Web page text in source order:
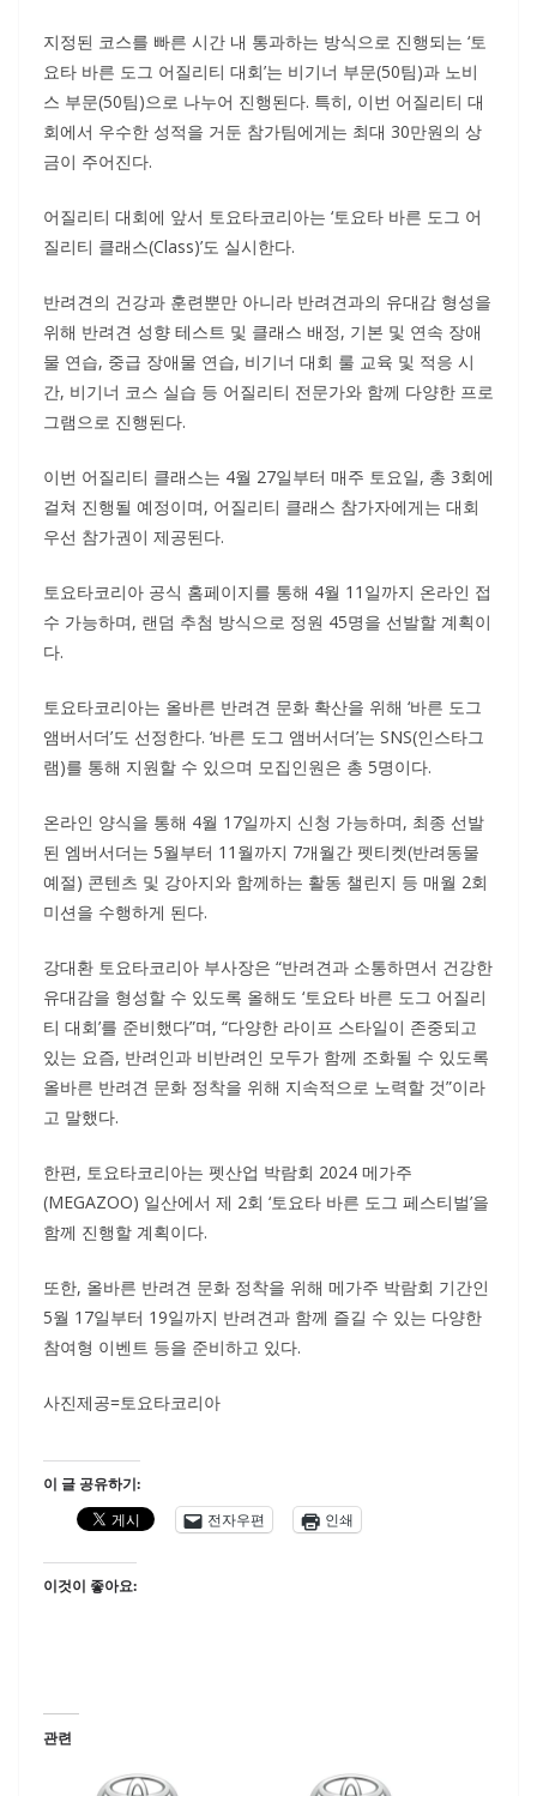
지정된 코스를 빠른 시간 내 통과하는 방식으로 진행되는 ‘토
요타 바른 도그 어질리티 대회’는 비기너 부문(50팀)과 노비
스 부문(50팀)으로 나누어 진행된다. 특히, 이번 어질리티 대
회에서 우수한 성적을 거둔 참가팀에게는 최대 30만원의 상
금이 주어진다.
어질리티 대회에 앞서 토요타코리아는 ‘토요타 바른 도그 어
질리티 클래스(Class)’도 실시한다.
반려견의 건강과 훈련뿐만 아니라 반려견과의 유대감 형성을
위해 반려견 성향 테스트 및 클래스 배정, 기본 및 연속 장애
물 연습, 중급 장애물 연습, 비기너 대회 룰 교육 및 적응 시
간, 비기너 코스 실습 등 어질리티 전문가와 함께 다양한 프로
그램으로 진행된다.
이번 어질리티 클래스는 4월 27일부터 매주 토요일, 총 3회에
걸쳐 진행될 예정이며, 어질리티 클래스 참가자에게는 대회
우선 참가권이 제공된다.
토요타코리아 공식 홈페이지를 통해 4월 11일까지 온라인 접
수 가능하며, 랜덤 추첨 방식으로 정원 45명을 선발할 계획이
다.
토요타코리아는 올바른 반려견 문화 확산을 위해 ‘바른 도그
앰버서더’도 선정한다. ‘바른 도그 앰버서더’는 SNS(인스타그
램)를 통해 지원할 수 있으며 모집인원은 총 5명이다.
온라인 양식을 통해 4월 17일까지 신청 가능하며, 최종 선발
된 엠버서더는 5월부터 11월까지 7개월간 펫티켓(반려동물
예절) 콘텐츠 및 강아지와 함께하는 활동 챌린지 등 매월 2회
미션을 수행하게 된다.
강대환 토요타코리아 부사장은 “반려견과 소통하면서 건강한
유대감을 형성할 수 있도록 올해도 ‘토요타 바른 도그 어질리
티 대회’를 준비했다”며, “다양한 라이프 스타일이 존중되고
있는 요즘, 반려인과 비반려인 모두가 함께 조화될 수 있도록
올바른 반려견 문화 정착을 위해 지속적으로 노력할 것”이라
고 말했다.
한편, 토요타코리아는 펫산업 박람회 2024 메가주
(MEGAZOO) 일산에서 제 2회 ‘토요타 바른 도그 페스티벌’을
함께 진행할 계획이다.
또한, 올바른 반려견 문화 정착을 위해 메가주 박람회 기간인
5월 17일부터 19일까지 반려견과 함께 즐길 수 있는 다양한
참여형 이벤트 등을 준비하고 있다.
사진제공=토요타코리아
이 글 공유하기:
전자우편
인쇄
이것이 좋아요:
관련